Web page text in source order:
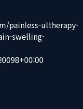
painless-ultherapy-
swelling-